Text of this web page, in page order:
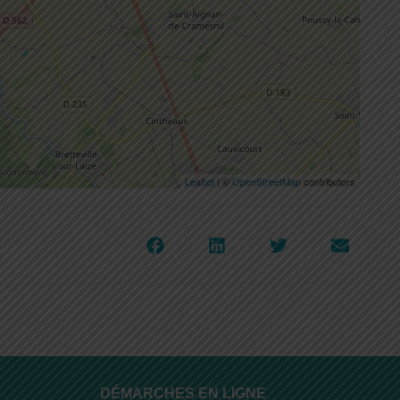
Leaflet | © OpenStreetMapcontributors
DÉMARCHES EN LIGNE